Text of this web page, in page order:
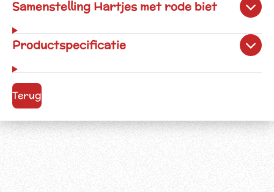
Samenstelling Hartjes met rode biet
Productspecificatie
Terug